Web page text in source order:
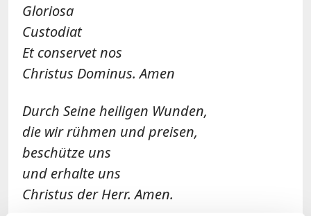
Gloriosa
Custodiat
Et conservet nos
Christus Dominus. Amen
Durch Seine heiligen Wunden,
die wir rühmen und preisen,
beschütze uns
und erhalte uns
Christus der Herr. Amen.